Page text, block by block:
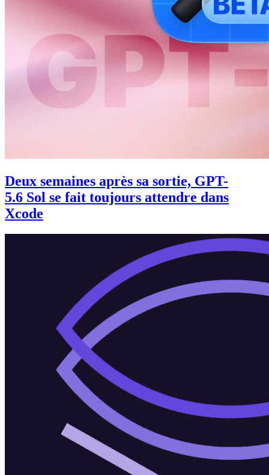
Deux semaines après sa sortie, GPT-
5.6 Sol se fait toujours attendre dans
Xcode